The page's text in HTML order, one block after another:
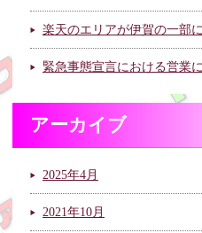
楽天のエリアが伊賀の一部
緊急事態宣言における営業
アーカイブ
2025年4月
2021年10月